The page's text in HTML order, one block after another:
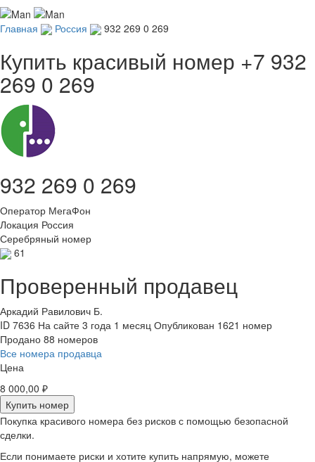
Главная Россия 932 269 0 269
Купить красивый номер +7 932
269 0 269
932 269 0 269
Оператор МегаФон
Локация Россия
Серебряный номер
61
Проверенный продавец
Аркадий Равилович Б.
ID 7636 На сайте 3 года 1 месяц Опубликован 1621 номер
Продано 88 номеров
Все номера продавца
Цена
8 000,00 ₽
Купить номер
Покупка красивого номера без рисков с помощью безопасной
сделки.
Если понимаете риски и хотите купить напрямую, можете